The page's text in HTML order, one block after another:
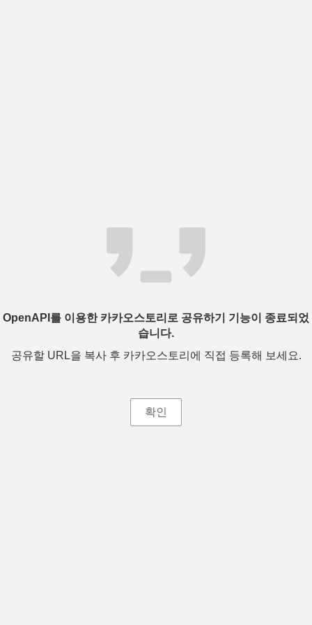
OpenAPI를 이용한 카카오스토리로 공유하기 기능이 종료되었
습니다.
공유할 URL을 복사 후 카카오스토리에 직접 등록해 보세요.
확인